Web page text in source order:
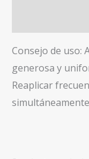
Consejo de uso:
generosa y
Reaplicar